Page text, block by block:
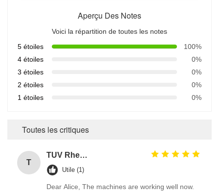
Aperçu Des Notes
Voici la répartition de toutes les notes
5 étoiles
100%
4 étoiles
0%
3 étoiles
0%
2 étoiles
0%
1 étoiles
0%
Toutes les critiques
T
TUV Rheinland
Utile (1)
Dear Alice, The machines are working well now.